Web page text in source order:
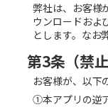
弊社は、お客様
ウンロードおよ
とします。なお
第3条（禁止
お客様が、以下
①本アプリの逆